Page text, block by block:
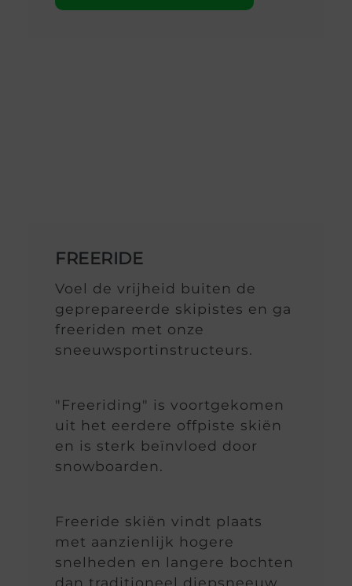
FREERIDE
Voel de vrijheid buiten de
geprepareerde skipistes en ga
freeriden met onze
sneeuwsportinstructeurs.
"Freeriding" is voortgekomen
uit het eerdere offpiste skiën
en is sterk beïnvloed door
snowboarden.
Freeride skiën vindt plaats
met aanzienlijk hogere
snelheden en langere bochten
dan traditioneel diepsneeuw